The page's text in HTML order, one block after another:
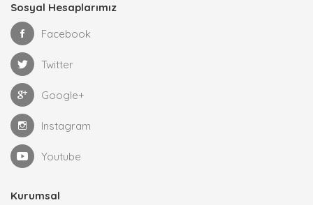
Sosyal Hesaplarımız
Facebook
Twitter
Google+
Instagram
Youtube
Kurumsal